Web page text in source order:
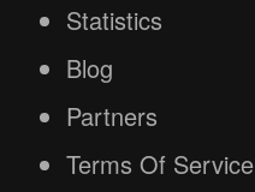
Statistics
Blog
Partners
Terms Of Service